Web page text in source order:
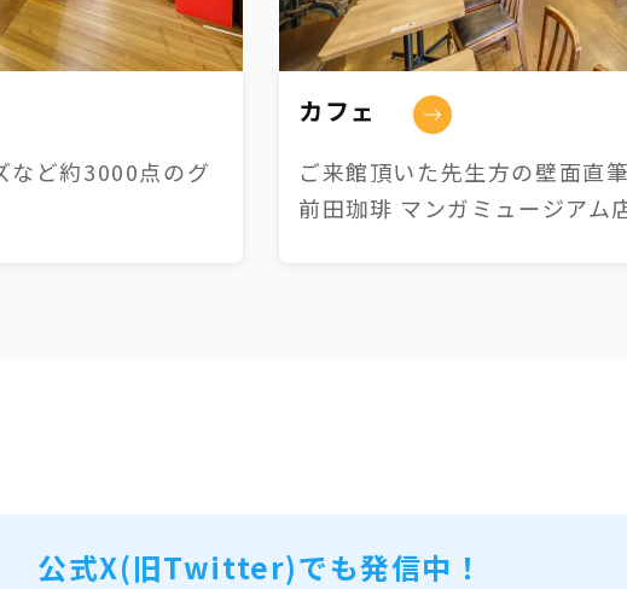
など約3000点のグ
カフェ
ご来館頂いた先生方の壁面直
前田珈琲 マンガミュージアム
公式X(旧Twitter)でも発信中！